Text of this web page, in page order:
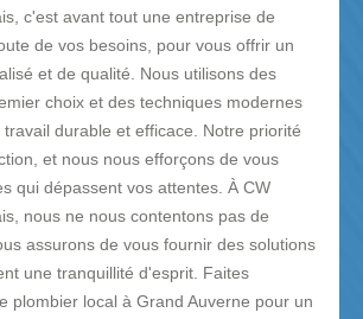
c'est avant tout une entreprise de
de vos besoins, pour vous offrir un
et de qualité. Nous utilisons des
choix et des techniques modernes
durable et efficace. Notre priorité
et nous nous efforçons de vous
qui dépassent vos attentes. À CW
nous ne nous contentons pas de
assurons de vous fournir des solutions
une tranquillité d'esprit. Faites
plombier local à Grand Auverne pour un